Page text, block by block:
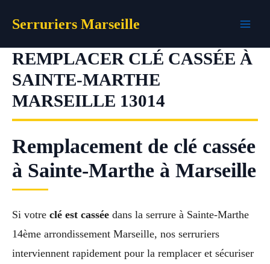
Serruriers Marseille
REMPLACER CLÉ CASSÉE À
SAINTE-MARTHE
MARSEILLE 13014
Remplacement de clé cassée
à Sainte-Marthe à Marseille
Si votre clé est cassée dans la serrure à Sainte-Marthe
14ème arrondissement Marseille, nos serruriers
interviennent rapidement pour la remplacer et sécuriser